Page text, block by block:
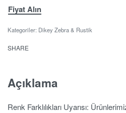
Fiyat Alın
Kategoriler: Dikey Zebra & Rustik
SHARE
Açıklama
Renk Farklılıkları Uyarısı: